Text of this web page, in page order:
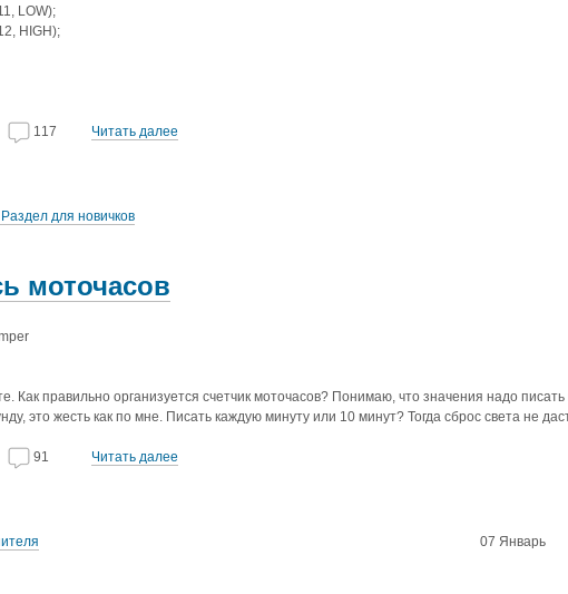
LOW);
HIGH);
117 Читать далее
для новичков
моточасов
Как правильно организуется счетчик моточасов? Понимаю, что значения надо
это жесть как по мне. Писать каждую минуту или 10 минут? Тогда сброс света не
91 Читать далее
07 Январь